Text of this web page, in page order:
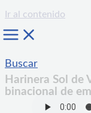
Ir al contenido
Buscar
Harinera Sol de
binacional de